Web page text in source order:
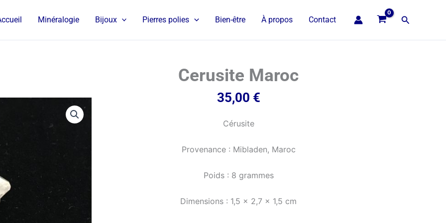
Minéralogie Bijoux Pierres polies Bien-être À propos Contact
Cerusite Maroc
35,00 €
Cérusite
Provenance : Mibladen, Maroc
Poids : 8 grammes
Dimensions : 1,5 x 2,7 x 1,5 cm